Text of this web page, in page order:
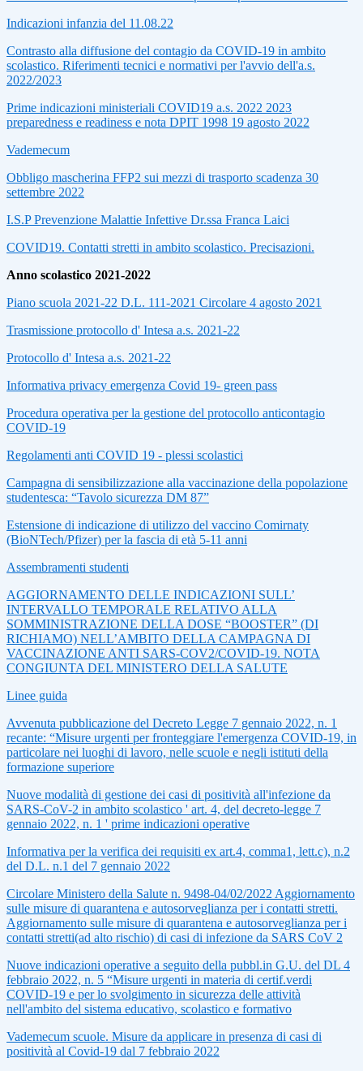
Indicazioni infanzia del 11.08.22
Contrasto alla diffusione del contagio da COVID-19 in ambito
scolastico. Riferimenti tecnici e normativi per l'avvio dell'a.s.
2022/2023
Prime indicazioni ministeriali COVID19 a.s. 2022 2023
preparedness e readiness e nota DPIT 1998 19 agosto 2022
Vademecum
Obbligo mascherina FFP2 sui mezzi di trasporto scadenza 30
settembre 2022
I.S.P Prevenzione Malattie Infettive Dr.ssa Franca Laici
COVID19. Contatti stretti in ambito scolastico. Precisazioni.
Anno scolastico 2021-2022
Piano scuola 2021-22 D.L. 111-2021 Circolare 4 agosto 2021
Trasmissione protocollo d' Intesa a.s. 2021-22
Protocollo d' Intesa a.s. 2021-22
Informativa privacy emergenza Covid 19- green pass
Procedura operativa per la gestione del protocollo anticontagio
COVID-19
Regolamenti anti COVID 19 - plessi scolastici
Campagna di sensibilizzazione alla vaccinazione della popolazione
studentesca: “Tavolo sicurezza DM 87”
Estensione di indicazione di utilizzo del vaccino Comirnaty
(BioNTech/Pfizer) per la fascia di età 5‐11 anni
Assembramenti studenti
AGGIORNAMENTO DELLE INDICAZIONI SULL’
INTERVALLO TEMPORALE RELATIVO ALLA
SOMMINISTRAZIONE DELLA DOSE “BOOSTER” (DI
RICHIAMO) NELL’AMBITO DELLA CAMPAGNA DI
VACCINAZIONE ANTI SARS‐COV2/COVID‐19. NOTA
CONGIUNTA DEL MINISTERO DELLA SALUTE
Linee guida
Avvenuta pubblicazione del Decreto Legge 7 gennaio 2022, n. 1
recante: “Misure urgenti per fronteggiare l'emergenza COVID‐19, in
particolare nei luoghi di lavoro, nelle scuole e negli istituti della
formazione superiore
Nuove modalità di gestione dei casi di positività all'infezione da
SARS-CoV-2 in ambito scolastico ' art. 4, del decreto-legge 7
gennaio 2022, n. 1 ' prime indicazioni operative
Informativa per la verifica dei requisiti ex art.4, comma1, lett.c), n.2
del D.L. n.1 del 7 gennaio 2022
Circolare Ministero della Salute n. 9498‐04/02/2022 Aggiornamento
sulle misure di quarantena e autosorveglianza per i contatti stretti.
Aggiornamento sulle misure di quarantena e autosorveglianza per i
contatti stretti(ad alto rischio) di casi di infezione da SARS CoV 2
Nuove indicazioni operative a seguito della pubbl.in G.U. del DL 4
febbraio 2022, n. 5 “Misure urgenti in materia di certif.verdi
COVID‐19 e per lo svolgimento in sicurezza delle attività
nell'ambito del sistema educativo, scolastico e formativo
Vademecum scuole. Misure da applicare in presenza di casi di
positività al Covid-19 dal 7 febbraio 2022